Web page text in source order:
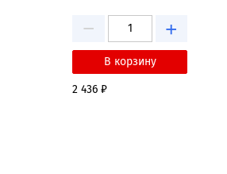
− +
2 436 ₽